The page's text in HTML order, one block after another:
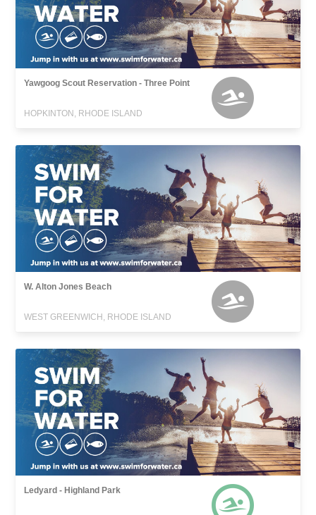
Yawgoog Scout Reservation - Three Point
HOPKINTON, RHODE ISLAND
W. Alton Jones Beach
WEST GREENWICH, RHODE ISLAND
Ledyard - Highland Park